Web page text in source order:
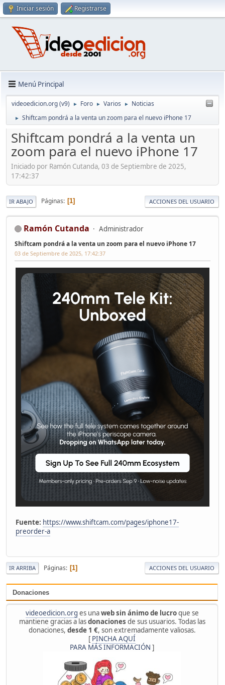
Iniciar sesión Registrarse
Menú Principal
videoedicion.org (v9) ► Foro ► Varios ► Noticias
► Shiftcam pondrá a la venta un zoom para el nuevo iPhone 17
Donaciones
videoedicion.org es unaweb sin ánimo de lucroque se
mantiene gracias a lasdonaciones de sus usuarios. Todas las
donaciones, desde 1 €, son extremadamente valiosas.
[ PINCHA AQUÍ
PARA MÁS INFORMACIÓN ]
Shiftcam pondrá a la venta un
zoom para el nuevo iPhone 17
Iniciado por Ramón Cutanda, 03 de Septiembre de 2025,
17:42:37
IR ABAJO Páginas 1 ACCIONES DEL USUARIO
Ramón Cutanda Administrador
Shiftcam pondrá a la venta un zoom para el nuevo iPhone 17
03 de Septiembre de 2025, 17:42:37
Fuente: https://www.shiftcam.com/pages/iphone17-
preorder-a
IR ARRIBA Páginas 1 ACCIONES DEL USUARIO